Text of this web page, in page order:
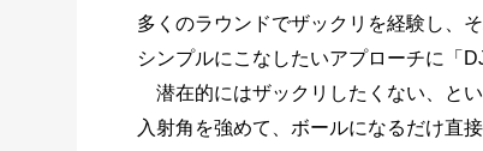
多くのラウンドでザックリを経験し、
シンプルにこなしたいアプローチに「
潜在的にはザックリしたくない、と
入射角を強めて、ボールになるだけ直